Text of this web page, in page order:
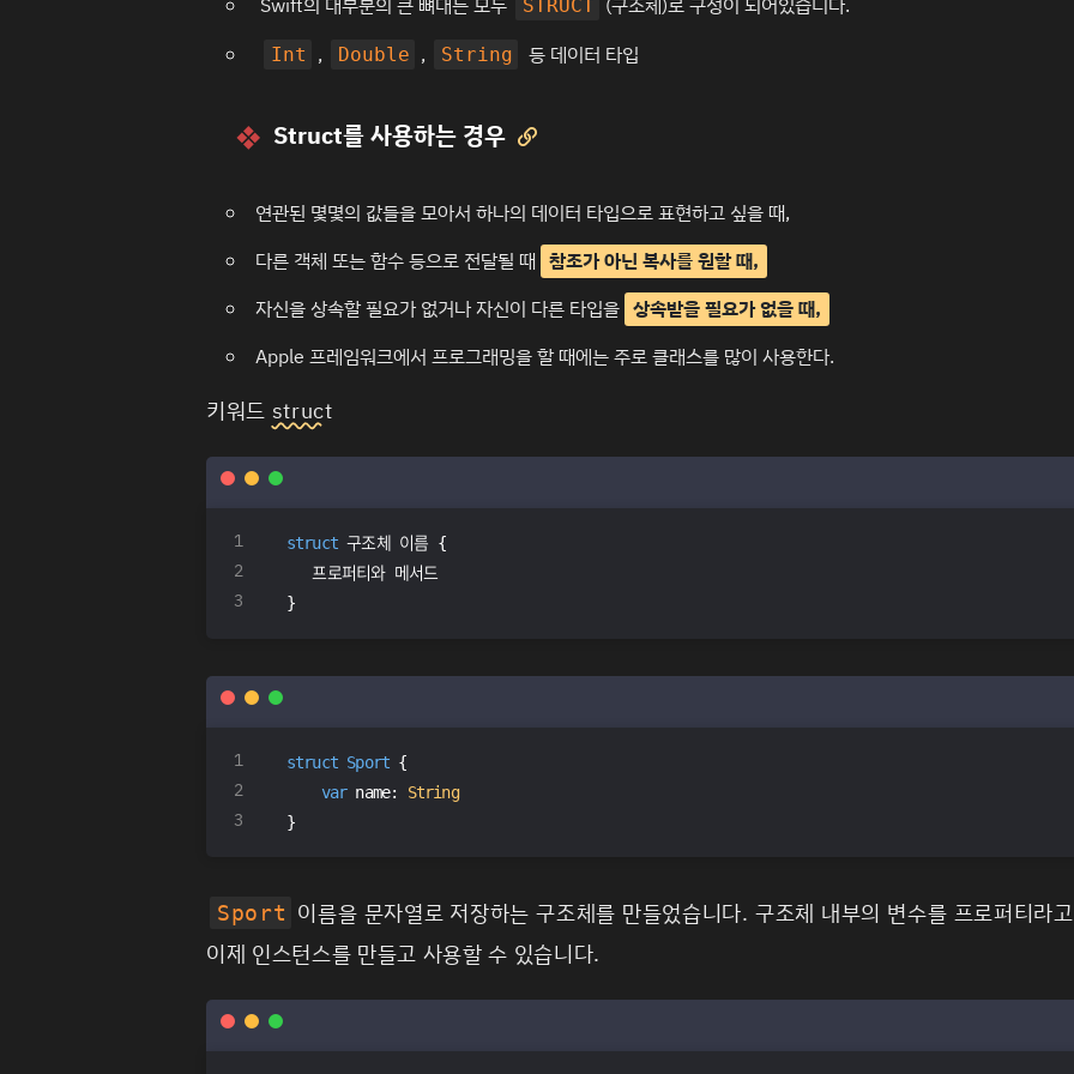
Swift의 대부분의 큰 뼈대는 모두
STRUCT (구조체)로 구성이 되어있습니다.
Int , Double , String 등 데이터 타입
Struct를 사용하는 경우 
연관된 몇몇의 값들을 모아서 하나의 데이터 타입으로 표현하고 싶을 때,
다른 객체 또는 함수 등으로 전달될 때 참조가 아닌 복사를 원할 때,
자신을 상속할 필요가 없거나 자신이 다른 타입을 상속받을 필요가 없을 때,
Apple 프레임워크에서 프로그래밍을 할 때에는 주로 클래스를 많이 사용한다.
키워드 struct
struct 구조체 이름 {
   프로퍼티와 메서드
}
struct Sport {
var name: String
}
Sport 이름을 문자열로 저장하는 구조체를 만들었습니다. 구조체 내부의 변수를 프로퍼티라
이제 인스턴스를 만들고 사용할 수 있습니다.